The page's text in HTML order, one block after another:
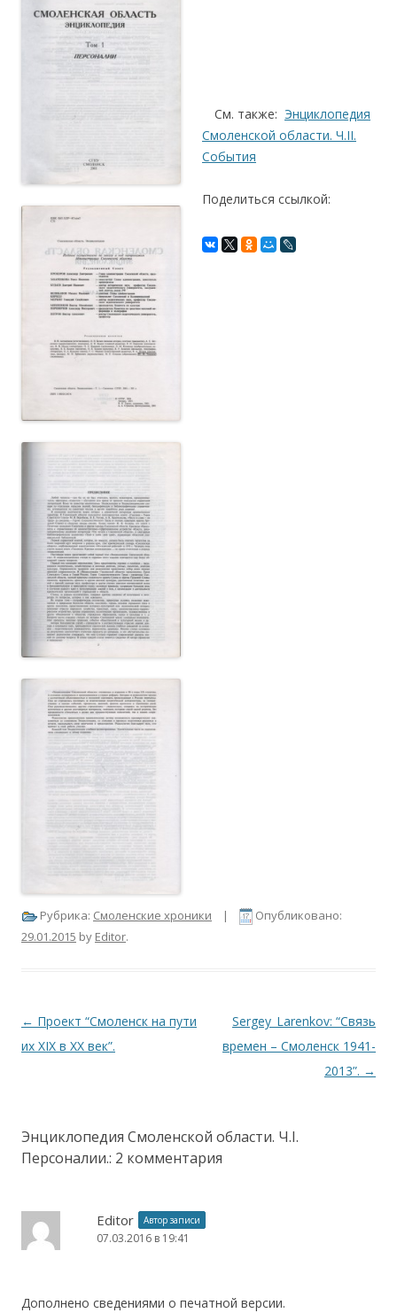
См. также: Энциклопедия
Смоленской области. Ч.II.
События
Поделиться ссылкой:
Рубрика: Смоленские хроники |
Опубликовано:
29.01.2015 by Editor.
Навигация по записям
← Проект “Смоленск на пути
их XIX в XX век”.
Sergey_Larenkov: “Связь
времен – Смоленск 1941-
2013”. →
Энциклопедия Смоленской области. Ч.I.
Персоналии.: 2 комментария
Editor Автор записи
07.03.2016 в 19:41
Дополнено сведениями о печатной версии.